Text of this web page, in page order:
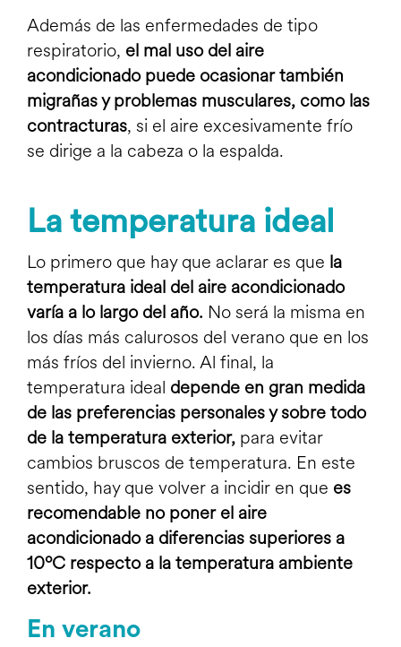
Además de las enfermedades de tipo
respiratorio, el mal uso del aire
acondicionado puede ocasionar también
migrañas y problemas musculares, como las
contracturas, si el aire excesivamente frío
se dirige a la cabeza o la espalda.
La temperatura ideal
Lo primero que hay que aclarar es que la
temperatura ideal del aire acondicionado
varía a lo largo del año. No será la misma en
los días más calurosos del verano que en los
más fríos del invierno. Al final, la
temperatura ideal depende en gran medida
de las preferencias personales y sobre todo
de la temperatura exterior, para evitar
cambios bruscos de temperatura. En este
sentido, hay que volver a incidir en que es
recomendable no poner el aire
acondicionado a diferencias superiores a
10ºC respecto a la temperatura ambiente
exterior.
En verano